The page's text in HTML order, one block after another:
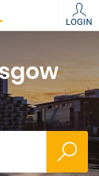
LOGIN